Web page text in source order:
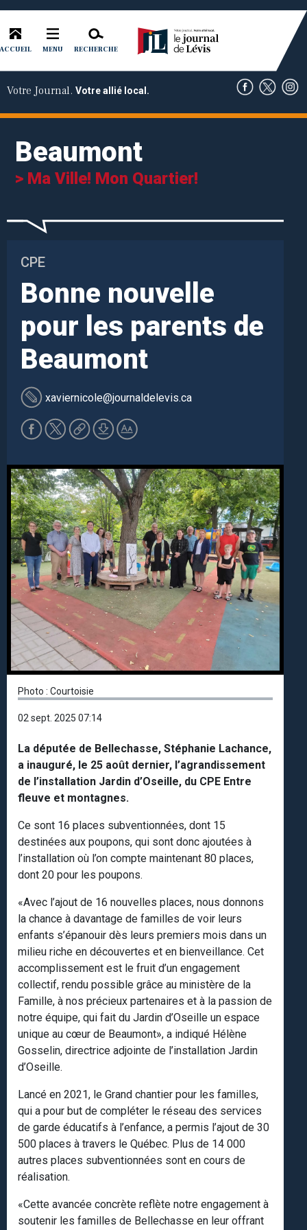
ACCUEIL MENU RECHERCHE
Votre Journal. Votre allié local.
Beaumont
> Ma Ville! Mon Quartier!
CPE
Bonne nouvelle
pour les parents de
Beaumont
xaviernicole@journaldelevis.ca
Photo : Courtoisie
02 sept. 2025 07:14
La députée de Bellechasse, Stéphanie Lachance,
a inauguré, le 25 août dernier, l’agrandissement
de l’installation Jardin d’Oseille, du CPE Entre
fleuve et montagnes.
Ce sont 16 places subventionnées, dont 15
destinées aux poupons, qui sont donc ajoutées à
l’installation où l’on compte maintenant 80 places,
dont 20 pour les poupons.
«Avec l’ajout de 16 nouvelles places, nous donnons
la chance à davantage de familles de voir leurs
enfants s’épanouir dès leurs premiers mois dans un
milieu riche en découvertes et en bienveillance. Cet
accomplissement est le fruit d’un engagement
collectif, rendu possible grâce au ministère de la
Famille, à nos précieux partenaires et à la passion de
notre équipe, qui fait du Jardin d’Oseille un espace
unique au cœur de Beaumont», a indiqué Hélène
Gosselin, directrice adjointe de l’installation Jardin
d’Oseille.
Lancé en 2021, le Grand chantier pour les familles,
qui a pour but de compléter le réseau des services
de garde éducatifs à l’enfance, a permis l’ajout de 30
500 places à travers le Québec. Plus de 14 000
autres places subventionnées sont en cours de
réalisation.
«Cette avancée concrète reflète notre engagement à
soutenir les familles de Bellechasse en leur offrant